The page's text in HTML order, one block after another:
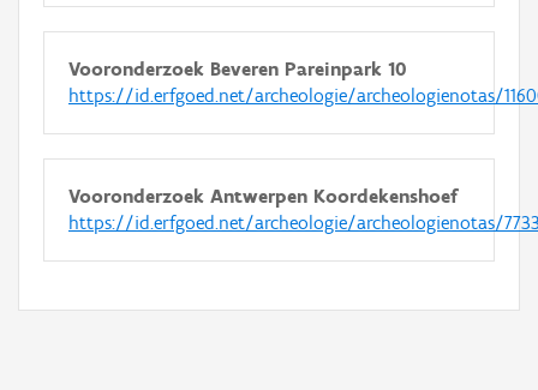
Vooronderzoek Beveren Pareinpark 10
https://id.erfgoed.net/archeologie/archeologienotas/
Vooronderzoek Antwerpen Koordekenshoef
https://id.erfgoed.net/archeologie/archeologienotas/